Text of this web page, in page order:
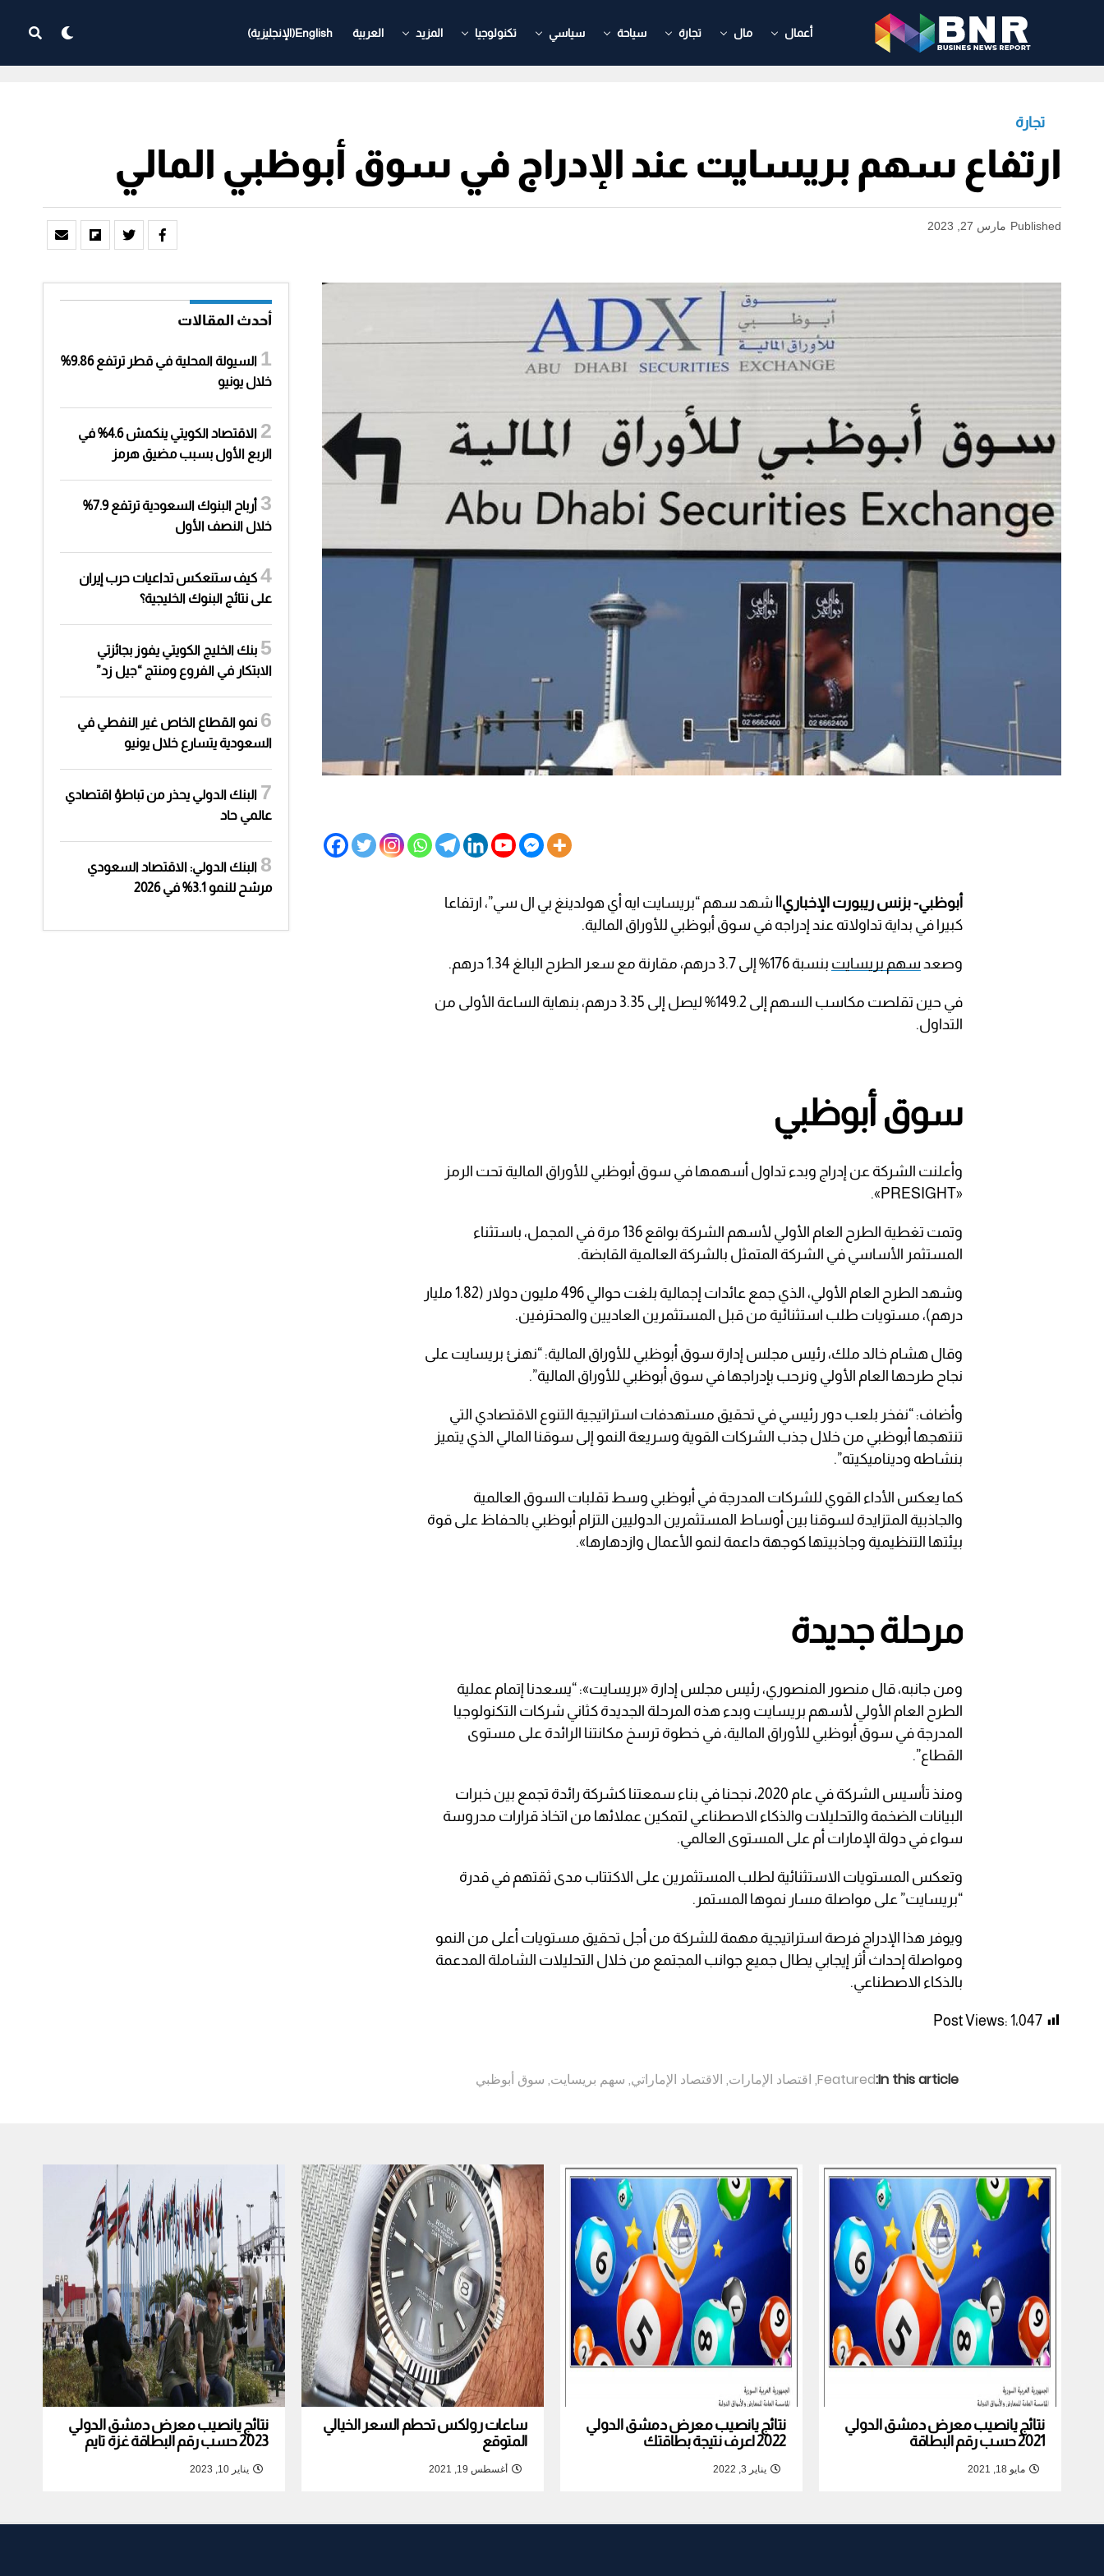
أعمال مال تجارة سياحة سياسي تكنولوجيا المزيد العربية English
(الإنجليزية)
تجارة
ارتفاع سهم بريسايت عند الإدراج في سوق أبوظبي المالي
Published مارس 27, 2023
أبوظبي- بزنس ريبورت الإخباري|| شهد سهم “بريسايت ایه أي هولدینغ بي ال سي”، ارتفاعا
كبيرا في بداية تداولاته عند إدراجه في سوق أبوظبي للأوراق المالية.
وصعد سهم بريسايت بنسبة 176% إلى 3.7 درهم، مقارنة مع سعر الطرح البالغ 1.34 درهم.
في حين تقلصت مكاسب السهم إلى 149.2% ليصل إلى 3.35 درهم، بنهاية الساعة الأولى من
التداول.
سوق أبوظبي
وأعلنت الشركة عن إدراج وبدء تداول أسهمها في سوق أبوظبي للأوراق المالية تحت الرمز
«PRESIGHT».
وتمت تغطية الطرح العام الأولي لأسهم الشركة بواقع 136 مرة في المجمل، باستثناء
المستثمر الأساسي في الشركة المتمثل بالشركة العالمية القابضة.
وشهد الطرح العام الأولي، الذي جمع عائدات إجمالية بلغت حوالي 496 مليون دولار (1.82 مليار
درهم)، مستويات طلب استثنائية من قبل المستثمرين العاديين والمحترفين.
وقال هشام خالد ملك، رئيس مجلس إدارة سوق أبوظبي للأوراق المالية: “نهنئ بريسايت على
نجاح طرحها العام الأولي ونرحب بإدراجها في سوق أبوظبي للأوراق المالية”.
وأضاف: “نفخر بلعب دور رئيسي في تحقيق مستهدفات استراتيجية التنوع الاقتصادي التي
تنتهجها أبوظبي من خلال جذب الشركات القوية وسريعة النمو إلى سوقنا المالي الذي يتميز
بنشاطه وديناميكيته”.
كما يعكس الأداء القوي للشركات المدرجة في أبوظبي وسط تقلبات السوق العالمية
والجاذبية المتزايدة لسوقنا بين أوساط المستثمرين الدوليين التزام أبوظبي بالحفاظ على قوة
بيئتها التنظيمية وجاذبيتها كوجهة داعمة لنمو الأعمال وازدهارها».
مرحلة جديدة
ومن جانبه، قال منصور المنصوري، رئيس مجلس إدارة «بريسايت»: “يسعدنا إتمام عملية
الطرح العام الأولي لأسهم بريسايت وبدء هذه المرحلة الجديدة كثاني شركات التكنولوجيا
المدرجة في سوق أبوظبي للأوراق المالية، في خطوة ترسخ مكانتنا الرائدة على مستوى
القطاع”.
ومنذ تأسيس الشركة في عام 2020، نجحنا في بناء سمعتنا كشركة رائدة تجمع بين خبرات
البيانات الضخمة والتحليلات والذكاء الاصطناعي لتمكين عملائها من اتخاذ قرارات مدروسة
سواء في دولة الإمارات أم على المستوى العالمي.
وتعكس المستويات الاستثنائية لطلب المستثمرين على الاكتتاب مدى ثقتهم في قدرة
“بريسايت” على مواصلة مسار نموها المستمر.
ويوفر هذا الإدراج فرصة استراتيجية مهمة للشركة من أجل تحقيق مستويات أعلى من النمو
ومواصلة إحداث أثر إيجابي يطال جميع جوانب المجتمع من خلال التحليلات الشاملة المدعمة
بالذكاء الاصطناعي.
Post Views: 1٬047
In this article:
Featured
, اقتصاد الإمارات, الاقتصاد الإماراتي, سهم بريسايت, سوق أبوظبي
أحدث المقالات
السيولة المحلية في قطر ترتفع 9.86%
خلال يونيو
الاقتصاد الكويتي ينكمش 4.6% في
الربع الأول بسبب مضيق هرمز
أرباح البنوك السعودية ترتفع 7.9%
خلال النصف الأول
كيف ستنعكس تداعيات حرب إيران
على نتائج البنوك الخليجية؟
بنك الخليج الكويتي يفوز بجائزتي
الابتكار في الفروع ومنتج “جيل زد”
نمو القطاع الخاص غير النفطي في
السعودية يتسارع خلال يونيو
البنك الدولي يحذر من تباطؤ اقتصادي
عالمي حاد
البنك الدولي: الاقتصاد السعودي
مرشح للنمو 3.1% في 2026
نتائج يانصيب معرض دمشق الدولي
2021 حسب رقم البطاقة
مايو 18, 2021
نتائج يانصيب معرض دمشق الدولي
2022 اعرف نتيجة بطاقتك
يناير 3, 2022
ساعات رولكس تحطم السعر الخيالي
المتوقع
أغسطس 19, 2021
نتائج يانصيب معرض دمشق الدولي
2023 حسب رقم البطاقة غزة تايم
يناير 10, 2023